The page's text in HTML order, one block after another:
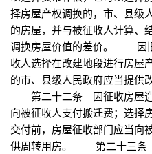
择房屋产权调换的，市、县级
的房屋，并与被征收人计算、
调换房屋价值的差价。 因
收人选择在改建地段进行房屋
的市、县级人民政府应当提供
第二十二条 因征收房屋造
向被征收人支付搬迁费；选择
交付前，房屋征收部门应当向
供周转用房。 第二十三条